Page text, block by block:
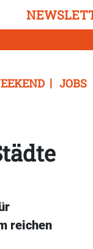
JOBS
reichen